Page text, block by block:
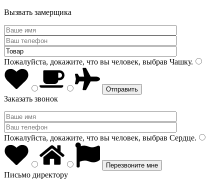
Вызвать замерщика
Пожалуйста, докажите, что вы человек, выбрав Чашку.
Заказать звонок
Пожалуйста, докажите, что вы человек, выбрав Сердце.
Письмо директору